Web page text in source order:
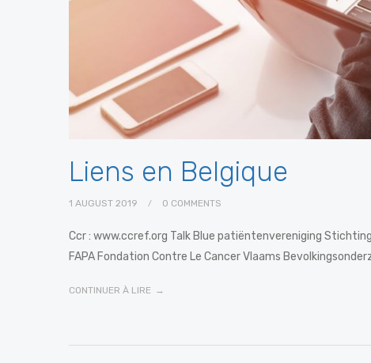
Liens en Belgique
1 AUGUST 2019 0 COMMENTS
Ccr : www.ccref.org Talk Blue patiëntenvereniging
FAPA Fondation Contre Le Cancer Vlaams
CONTINUER À LIRE